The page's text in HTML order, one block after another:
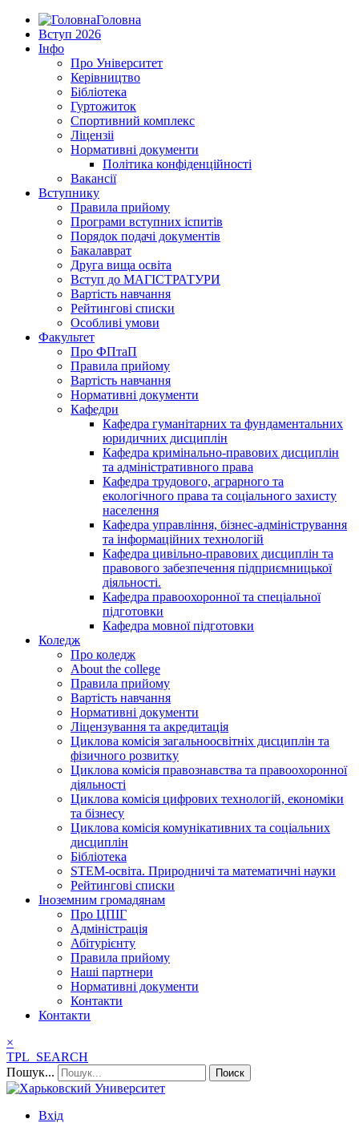
Головна
Вступ 2026
Інфо
Про Університет
Керівництво
Бібліотека
Гуртожиток
Спортивний комплекс
Ліцензіі
Нормативні документи
Політика конфіденційності
Вакансії
Вступнику
Правила прийому
Програми вступних іспитів
Порядок подачі документів
Бакалаврат
Друга вища освіта
Вступ до МАГІСТРАТУРИ
Вартість навчання
Рейтингові списки
Особливі умови
Факультет
Про ФПтаП
Правила прийому
Вартість навчання
Нормативні документи
Кафедри
Кафедра гуманітарних та фундаментальних
юридичних дисциплін
Кафедра кримінально-правових дисциплін
та адміністративного права
Кафедра трудового, аграрного та
екологічного права та соціального захисту
населення
Кафедра управління, бізнес-адміністрування
та інформаційних технологій
Кафедра цивільно-правових дисциплін та
правового забезпечення підприємницької
діяльності.
Кафедра правоохоронної та спеціальної
підготовки
Кафедра мовної підготовки
Коледж
Про коледж
About the college
Правила прийому
Вартість навчання
Нормативні документи
Ліцензування та акредитація
Циклова комісія загальноосвітніх дисциплін та
фізичного розвитку
Циклова комісія правознавства та правоохоронної
діяльності
Циклова комісія цифрових технологій, економіки
та бізнесу
Циклова комісія комунікативних та соціальних
дисциплін
Бібліотека
STEM-освіта. Природничі та математичні науки
Рейтингові списки
Іноземним громадянам
Про ЦПІГ
Адміністрація
Абітурієнту
Правила прийому
Наші партнери
Нормативні документи
Контакти
Контакти
×
TPL_SEARCH
Пошук...
Поиск
Вхід